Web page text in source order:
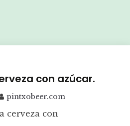
con azúcar.
pintxobeer.com
cerveza con